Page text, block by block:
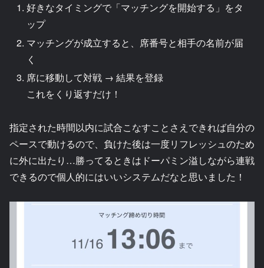
好きなタイミングで「マッチングを開始する」をタ
ップ
マッチングが成立すると、席番号と相手の名前が届
く
席に移動して対戦 → 結果を登録
これをくり返すだけ！
指定された時間以内に試合こなすことさえできれば自分の
ペースで動けるので、負けた後は一度リフレッシュのため
に外に出たり…勝ってるときはドーパミン溢しながら連戦
できるので個人的にはいいシステムだなと思いました！